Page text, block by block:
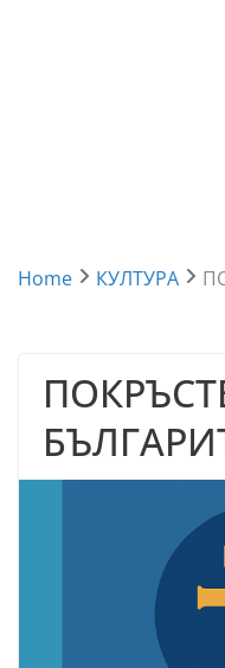
Home КУЛТУРА